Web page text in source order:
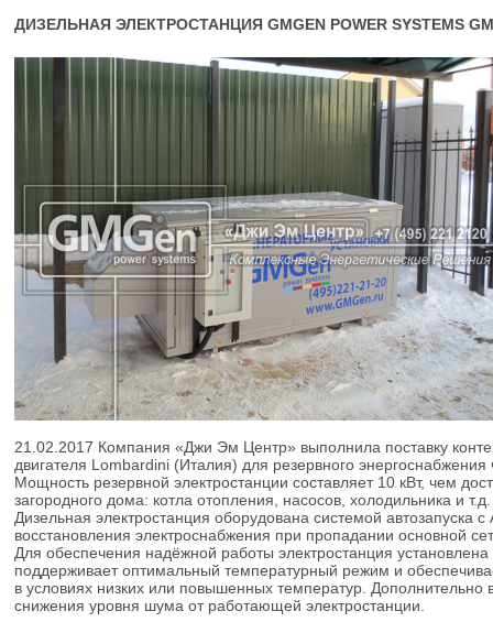
ДИЗЕЛЬНАЯ ЭЛЕКТРОСТАНЦИЯ GMGEN POWER
21.02.2017 Компания «Джи Эм Центр» выполнила поставку
двигателя Lombardini (Италия) для резервного
Мощность резервной электростанции составляет 10 кВт, чем
загородного дома: котла отопления, насосов, холодильника и т.д.
Дизельная электростанция оборудована системой автозапуска
восстановления электроснабжения при пропадании основной
Для обеспечения надёжной работы электростанция
поддерживает оптимальный температурный режим и
в условиях низких или повышенных температур.
снижения уровня шума от работающей электростанции.